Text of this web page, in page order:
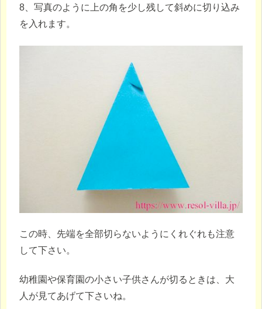
8、写真のように上の角を少し残して斜めに切り込み
を入れます。
この時、先端を全部切らないようにくれぐれも注意
して下さい。
幼稚園や保育園の小さい子供さんが切るときは、大
人が見てあげて下さいね。